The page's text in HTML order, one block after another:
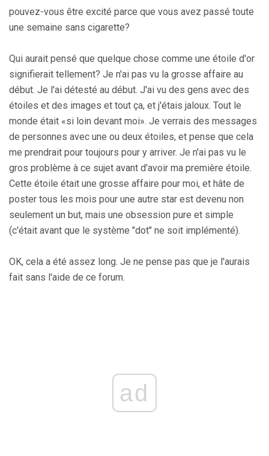
pouvez-vous être excité parce que vous avez passé toute
une semaine sans cigarette?
Qui aurait pensé que quelque chose comme une étoile d'or
signifierait tellement? Je n'ai pas vu la grosse affaire au
début. Je l'ai détesté au début. J'ai vu des gens avec des
étoiles et des images et tout ça, et j'étais jaloux. Tout le
monde était «si loin devant moi». Je verrais des messages
de personnes avec une ou deux étoiles, et pense que cela
me prendrait pour toujours pour y arriver. Je n'ai pas vu le
gros problème à ce sujet avant d'avoir ma première étoile.
Cette étoile était une grosse affaire pour moi, et hâte de
poster tous les mois pour une autre star est devenu non
seulement un but, mais une obsession pure et simple
(c'était avant que le système "dot" ne soit implémenté).
OK, cela a été assez long. Je ne pense pas que je l'aurais
fait sans l'aide de ce forum.
ad